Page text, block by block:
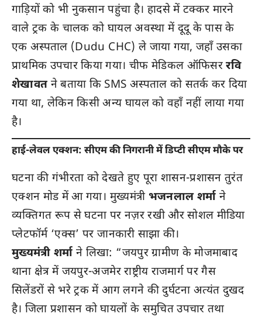
गाड़ियों को भी नुकसान पहुंचा है। हादसे में टक्कर मारने
वाले ट्रक के चालक को घायल अवस्था में दूदू के पास के
एक अस्पताल (Dudu CHC) ले जाया गया, जहाँ उसका
प्राथमिक उपचार किया गया। चीफ मेडिकल ऑफिसररवि
शेखावत ने बताया कि SMS अस्पताल को सतर्क कर दिया
गया था, लेकिन किसी अन्य घायल को वहाँ नहीं लाया गया
है।
हाई-लेवल एक्शन: सीएम की निगरानी में डिप्टी सीएम मौके पर
घटना की गंभीरता को देखते हुए पूरा शासन-प्रशासन तुरंत
एक्शन मोड में आ गया। मुख्यमंत्री भजनलाल शर्मा ने
व्यक्तिगत रूप से घटना पर नज़र रखी और सोशल मीडिया
प्लेटफॉर्म ‘एक्स’ पर जानकारी साझा की।
मुख्यमंत्री शर्मा ने लिखा: “जयपुर ग्रामीण के मोजमाबाद
थाना क्षेत्र में जयपुर-अजमेर राष्ट्रीय राजमार्ग पर गैस
सिलेंडरों से भरे ट्रक में आग लगने की दुर्घटना अत्यंत दुखद
है। जिला प्रशासन को घायलों के समुचित उपचार तथा